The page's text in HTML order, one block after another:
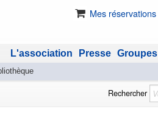
Mes réservations
Groupes
Presse
L'association
Rechercher